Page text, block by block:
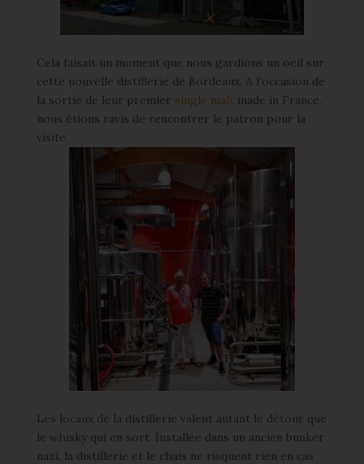
Cela faisait un moment que nous gardions un oeil sur
cette nouvelle distillerie de Bordeaux. A l’occasion de
la sortie de leur premier single malt made in France,
nous étions ravis de rencontrer le patron pour la
visite.
Les locaux de la distillerie valent autant le détour que
le whisky qui en sort. Installée dans un ancien bunker
nazi, la distillerie et le chais ne risquent rien en cas